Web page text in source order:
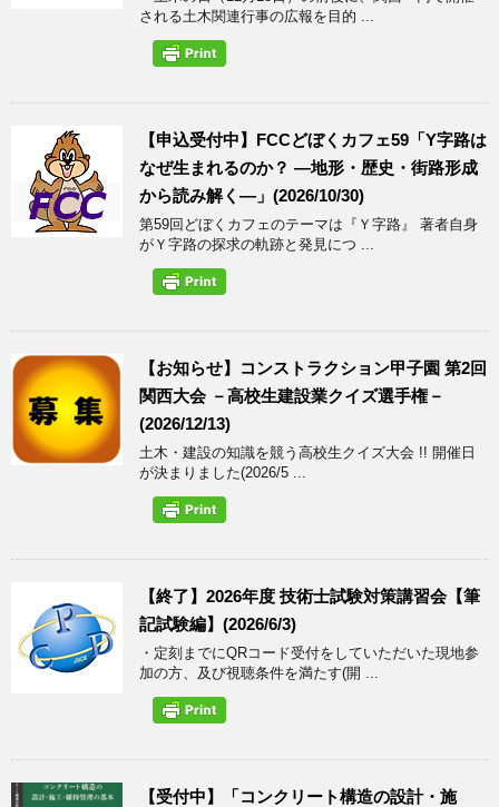
される土木関連行事の広報を目的 ...
【申込受付中】FCCどぼくカフェ59「Y字路は
なぜ生まれるのか？ ―地形・歴史・街路形成
から読み解く―」(2026/10/30)
第59回どぼくカフェのテーマは『Ｙ字路』 著者自身
がＹ字路の探求の軌跡と発見につ ...
【お知らせ】コンストラクション甲子園 第2回
関西大会 －高校生建設業クイズ選手権－
(2026/12/13)
土木・建設の知識を競う高校生クイズ大会 !! 開催日
が決まりました(2026/5 ...
【終了】2026年度 技術士試験対策講習会【筆
記試験編】(2026/6/3)
・定刻までにQRコード受付をしていただいた現地参
加の方、及び視聴条件を満たす(開 ...
【受付中】「コンクリート構造の設計・施